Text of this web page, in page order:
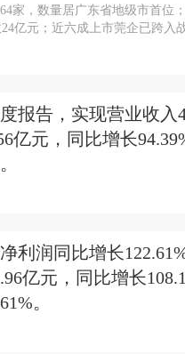
家，数量居广东省地级市首位
亿元；近六成上市莞企已跨入
报告，实现营业收
亿元，同比增长
利润同比增长
亿元，同比增长
。